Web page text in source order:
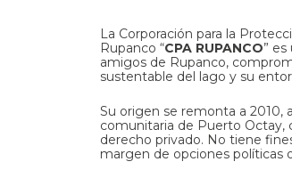
La Corporación para la
Rupanco “CPA RUPANCO”
amigos de Rupanco,
sustentable del lago y su
Su origen se remonta a 2010,
comunitaria de Puerto Octay,
derecho privado. No tiene
margen de opciones políticas